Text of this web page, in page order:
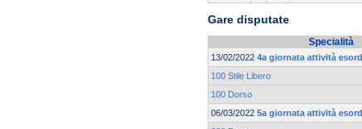
Gare disputate
Specialità
13/02/2022 4a giornata attività
100 Stile Libero
100 Dorso
06/03/2022 5a giornata attività